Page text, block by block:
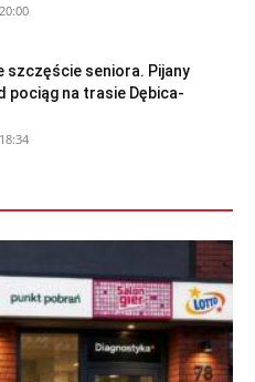
szczęście seniora. Pijany
pociąg na trasie Dębica-